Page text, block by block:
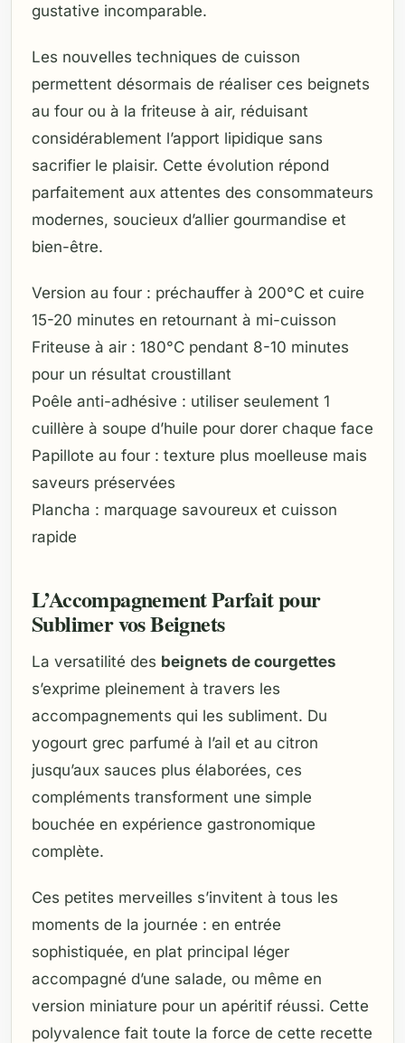
gustative incomparable.
Les nouvelles techniques de cuisson
permettent désormais de réaliser ces beignets
au four ou à la friteuse à air, réduisant
considérablement l’apport lipidique sans
sacrifier le plaisir. Cette évolution répond
parfaitement aux attentes des consommateurs
modernes, soucieux d’allier gourmandise et
bien-être.
Version au four : préchauffer à 200°C et cuire
15-20 minutes en retournant à mi-cuisson
Friteuse à air : 180°C pendant 8-10 minutes
pour un résultat croustillant
Poêle anti-adhésive : utiliser seulement 1
cuillère à soupe d’huile pour dorer chaque face
Papillote au four : texture plus moelleuse mais
saveurs préservées
Plancha : marquage savoureux et cuisson
rapide
L’Accompagnement Parfait pour
Sublimer vos Beignets
La versatilité des beignets de courgettes
s’exprime pleinement à travers les
accompagnements qui les subliment. Du
yogourt grec parfumé à l’ail et au citron
jusqu’aux sauces plus élaborées, ces
compléments transforment une simple
bouchée en expérience gastronomique
complète.
Ces petites merveilles s’invitent à tous les
moments de la journée : en entrée
sophistiquée, en plat principal léger
accompagné d’une salade, ou même en
version miniature pour un apéritif réussi. Cette
polyvalence fait toute la force de cette recette